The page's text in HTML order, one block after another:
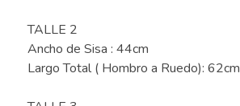
TALLE 2
Ancho de Sisa : 44cm
Largo Total ( Hombro a Ruedo): 62cm